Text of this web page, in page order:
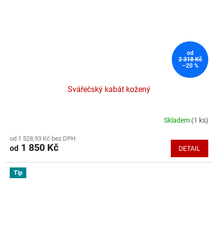
od
2 318 Kč
–20 %
Svářečský kabát kožený
produktu
je
z
5
Skladem (1 ks)
od 1 528,93 Kč bez DPH
od 1 850 Kč DETAIL
Tip